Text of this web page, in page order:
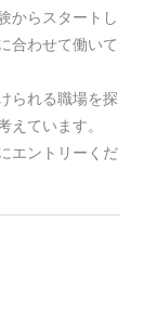
からスタートし
合わせて働いて
られる職場を探
ています。
エントリーくだ